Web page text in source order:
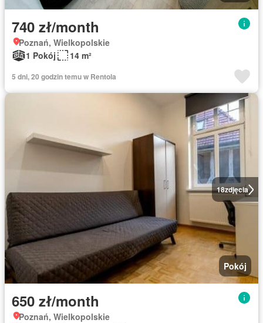
740 zł/month
Poznań, Wielkopolskie
1 Pokój
14 m²
5 dni, 20 godzin temu w Rentola
18zdjęcia
Pokój
650 zł/month
Poznań, Wielkopolskie